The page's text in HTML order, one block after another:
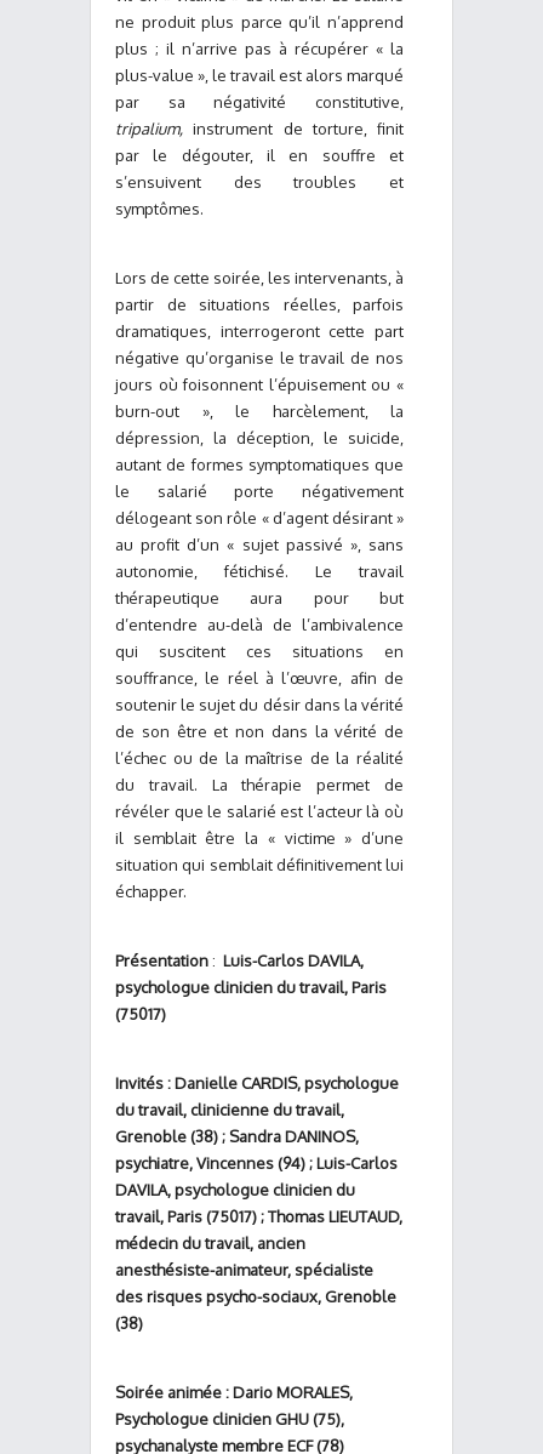
ne produit plus parce qu’il n’apprend
plus ; il n’arrive pas à récupérer « la
plus-value », le travail est alors marqué
par sa négativité constitutive,
tripalium, instrument de torture, finit
par le dégouter, il en souffre et
s’ensuivent des troubles et
symptômes.
Lors de cette soirée, les intervenants, à
partir de situations réelles, parfois
dramatiques, interrogeront cette part
négative qu’organise le travail de nos
jours où foisonnent l’épuisement ou «
burn-out », le harcèlement, la
dépression, la déception, le suicide,
autant de formes symptomatiques que
le salarié porte négativement
délogeant son rôle « d’agent désirant »
au profit d’un « sujet passivé », sans
autonomie, fétichisé. Le travail
thérapeutique aura pour but
d’entendre au-delà de l’ambivalence
qui suscitent ces situations en
souffrance, le réel à l’œuvre, afin de
soutenir le sujet du désir dans la vérité
de son être et non dans la vérité de
l’échec ou de la maîtrise de la réalité
du travail. La thérapie permet de
révéler que le salarié est l’acteur là où
il semblait être la « victime » d’une
situation qui semblait définitivement lui
échapper.
Présentation: Luis-Carlos DAVILA,
psychologue clinicien du travail, Paris
(75017)
Invités: Danielle CARDIS, psychologue
du travail, clinicienne du travail,
Grenoble (38) ; Sandra DANINOS,
psychiatre, Vincennes (94) ; Luis-Carlos
DAVILA, psychologue clinicien du
travail, Paris (75017) ; Thomas LIEUTAUD,
médecin du travail, ancien
anesthésiste-animateur, spécialiste
des risques psycho-sociaux, Grenoble
(38)
Soirée animée:Dario MORALES,
Psychologue clinicien GHU (75),
psychanalyste membre ECF (78)